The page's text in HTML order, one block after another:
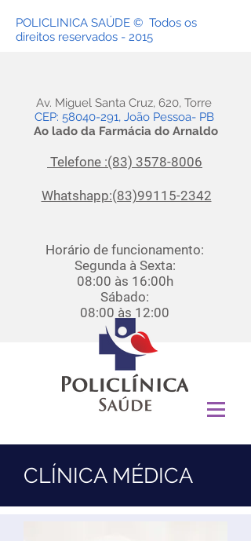
POLICLINICA SAÚDE © Todos os
direitos reservados - 2015
Av. Miguel Santa Cruz, 620, Torre
CEP: 58040-291, João Pessoa- PB
Ao lado da Farmácia do Arnaldo
Telefone :(83) 3578-8006
Whatshapp:(83)99115-2342
Horário de funcionamento:
Segunda à Sexta:
08:00 às 16:00h
Sábado:
08:00 às 12:00
CLÍNICA MÉDICA